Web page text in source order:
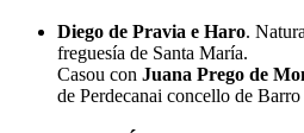
Diego de Pravia e Haro.
freguesía de Santa María.
Casou con Juana Prego de
de Perdecanai concello de